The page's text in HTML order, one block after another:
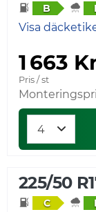
B
Visa
1 663
Pris / st
225/50
C